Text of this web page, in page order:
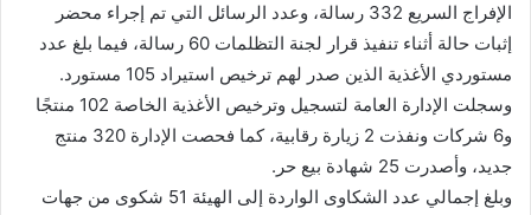
الإفراج السريع 332 رسالة، وعدد الرسائل التي تم إجراء محضر
إثبات حالة أثناء تنفيذ قرار لجنة التظلمات 60 رسالة، فيما بلغ عدد
مستوردي الأغذية الذين صدر لهم ترخيص استيراد 105 مستورد.
وسجلت الإدارة العامة لتسجيل وترخيص الأغذية الخاصة 102 منتجًا
و6 شركات ونفذت 2 زيارة رقابية، كما فحصت الإدارة 320 منتج
جديد، وأصدرت 25 شهادة بيع حر.
وبلغ إجمالي عدد الشكاوى الواردة إلى الهيئة 51 شكوى من جهات